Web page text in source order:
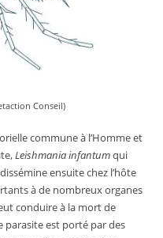
Conseil)
commune à l’Homme et
Leishmania infantumqui
ensuite chez l’hôte
à de nombreux organes
conduire à la mort de
parasite est porté par des